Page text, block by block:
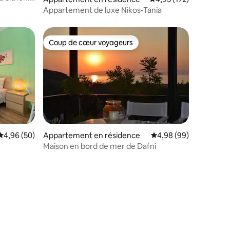
Appartement de luxe Nikos-Tania
moyenne sur la base de 50 commentaires : 4,96 sur 5
4,96 (50)
Coup de cœur voyageurs
Coup de cœur voyageurs
Appartement en résidence Évaluation moyenne
4,98 (99)
Maison en bord de mer de Dafni